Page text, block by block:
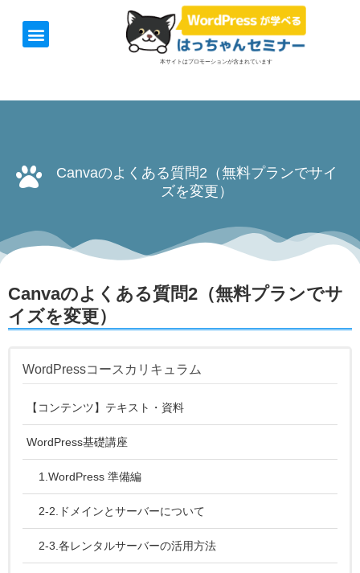
本サイトはプロモーションが含まれています
Canvaのよくある質問2（無料プランでサイ
ズを変更）
Canvaのよくある質問2（無料プランでサ
イズを変更）
WordPressコースカリキュラム
【コンテンツ】テキスト・資料
WordPress基礎講座
1.WordPress 準備編
2-2.ドメインとサーバーについて
2-3.各レンタルサーバーの活用方法